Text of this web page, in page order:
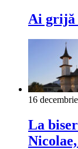
Ai grijă
16
La